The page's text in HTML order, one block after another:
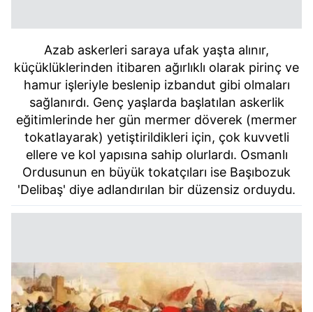
Azab askerleri saraya ufak yaşta alınır,
küçüklüklerinden itibaren ağırlıklı olarak pirinç ve
hamur işleriyle beslenip izbandut gibi olmaları
sağlanırdı. Genç yaşlarda başlatılan askerlik
eğitimlerinde her gün mermer döverek (mermer
tokatlayarak) yetiştirildikleri için, çok kuvvetli
ellere ve kol yapısına sahip olurlardı. Osmanlı
Ordusunun en büyük tokatçıları ise Başıbozuk
'Delibaş' diye adlandırılan bir düzensiz orduydu.